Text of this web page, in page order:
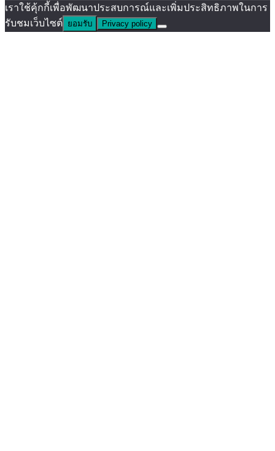
เราใช้คุ้กกี้เพื่อพัฒนาประสบการณ์และเพิ่มประสิทธิภาพในการ
รับชมเว็บไซต์ ยอมรับ Privacy policy